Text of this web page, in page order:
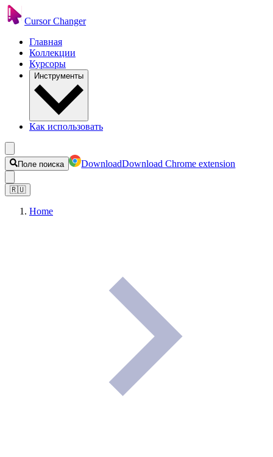
Cursor Changer
Главная
Коллекции
Курсоры
Инструменты
Как использовать
Поле поиска DownloadDownload Chrome extension
🇷🇺
Home